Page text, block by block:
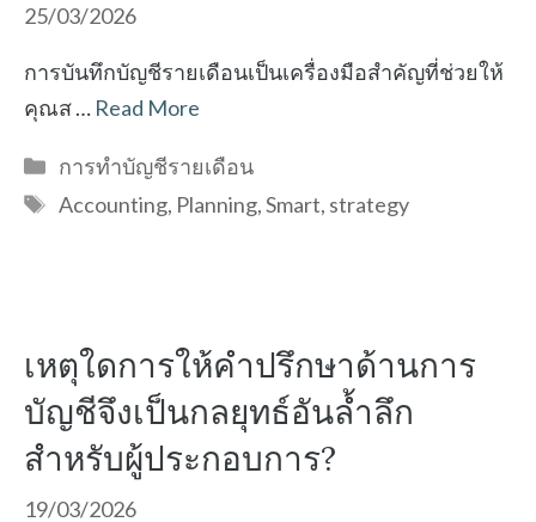
25/03/2026
การบันทึกบัญชีรายเดือนเป็นเครื่องมือสำคัญที่ช่วยให้
คุณส … Read More
Categories
การทำบัญชีรายเดือน
Tags
Accounting, Planning,Smart, strategy
เหตุใดการให้คำปรึกษาด้านการ
บัญชีจึงเป็นกลยุทธ์อันล้ำลึก
สำหรับผู้ประกอบการ?
19/03/2026